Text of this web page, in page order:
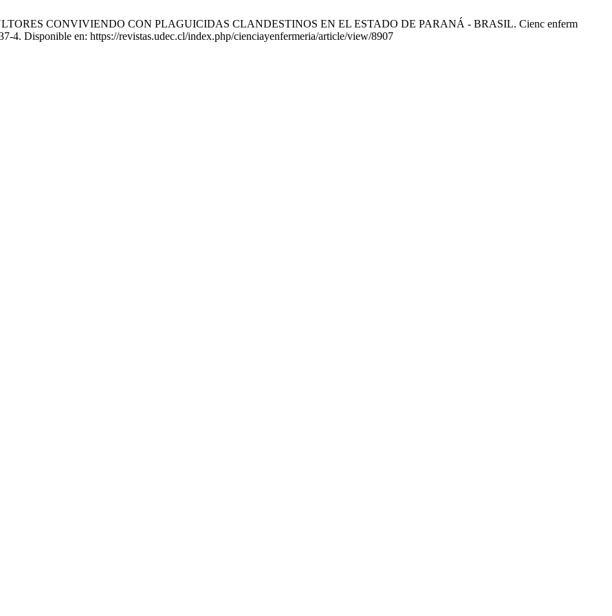
CONVIVIENDO CON PLAGUICIDAS CLANDESTINOS EN EL ESTADO DE PARANÁ - BRASIL. Cienc enferm
4. Disponible en: https://revistas.udec.cl/index.php/cienciayenfermeria/article/view/8907